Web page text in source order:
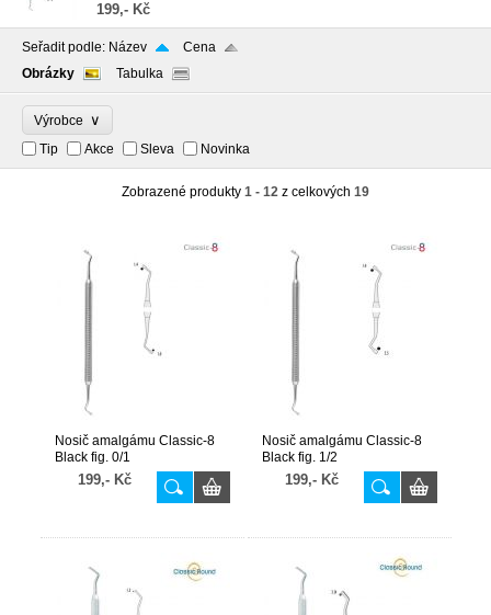
199,- Kč
Seřadit podle: Název
Cena
Obrázky
Tabulka
Výrobce ∨
Tip Akce Sleva Novinka
Zobrazené produkty 1 - 12 z celkových 19
Nosič amalgámu Classic-8
Black fig. 0/1
199,- Kč
Nosič amalgámu Classic-8
Black fig. 1/2
199,- Kč